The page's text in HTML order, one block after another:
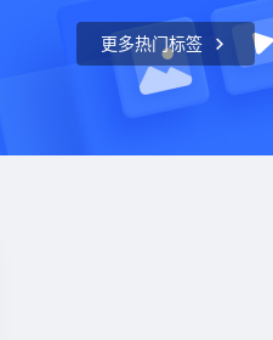
更多热门标签